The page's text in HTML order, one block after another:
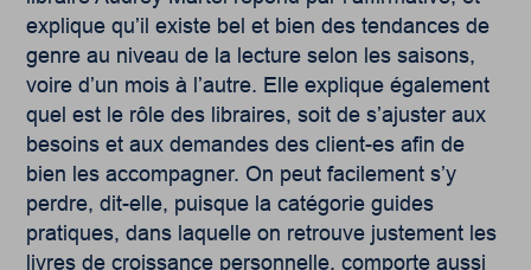
explique qu’il existe bel et bien des tendances de
genre au niveau de la lecture selon les saisons,
voire d’un mois à l’autre. Elle explique également
quel est le rôle des libraires, soit de s’ajuster aux
besoins et aux demandes des client-es afin de
bien les accompagner. On peut facilement s’y
perdre, dit-elle, puisque la catégorie guides
pratiques, dans laquelle on retrouve justement les
livres de croissance personnelle, comporte aussi